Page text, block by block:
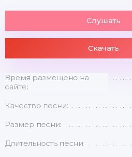
Слушать
Скачать
Время размещено на
сайте:
Качество песни:
Размер песни:
Длительность песни: